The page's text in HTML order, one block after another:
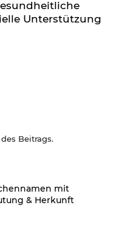
Unterstützung
des Beitrags.
mit
& Herkunft